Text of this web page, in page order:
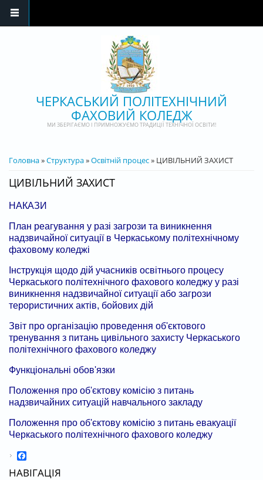
ЧЕРКАСЬКИЙ ПОЛІТЕХНІЧНИЙ
ФАХОВИЙ КОЛЕДЖ
МИ ЗБЕРІГАЄМО І ПРИМНОЖУЄМО ТРАДИЦІЇ ТЕХНІЧНОЇ ОСВІТИ!
ВИ Є ТУТ
Головна»Структура»Освітній процес» ЦИВІЛЬНИЙ ЗАХИСТ
ЦИВІЛЬНИЙ ЗАХИСТ
НАКАЗИ
План реагування у разі загрози та виникнення
надзвичайної ситуації в Черкаському політехнічному
фаховому коледжі
Інструкція щодо дій учасників освітнього процесу
Черкаського політехнічного фахового коледжу у разі
виникнення надзвичайної ситуації або загрози
терористичних актів, бойових дій
Звіт про організацію проведення об'єктового
тренування з питань цивільного захисту Черкаського
політехнічного фахового коледжу
Функціональні обов'язки
Положення про об'єктову комісію з питань
надзвичайних ситуацій навчального закладу
Положення про об'єктову комісію з питань евакуації
Черкаського політехнічного фахового коледжу
НАВІГАЦІЯ